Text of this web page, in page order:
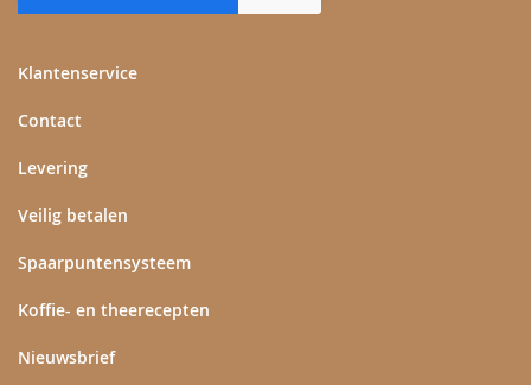
Klantenservice
Contact
Levering
Veilig betalen
Spaarpuntensysteem
Koffie- en theerecepten
Nieuwsbrief